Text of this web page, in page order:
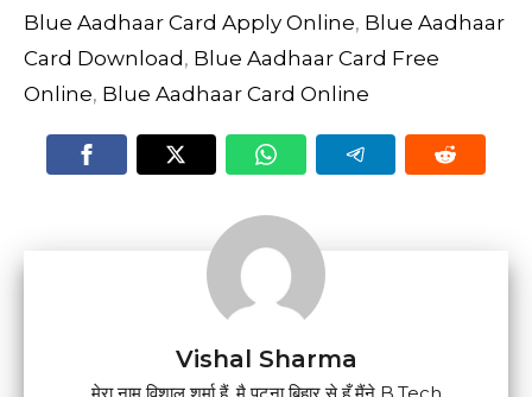
Blue Aadhaar Card Apply Online, Blue Aadhaar
Card Download, Blue Aadhaar Card Free
Online, Blue Aadhaar Card Online
Vishal Sharma